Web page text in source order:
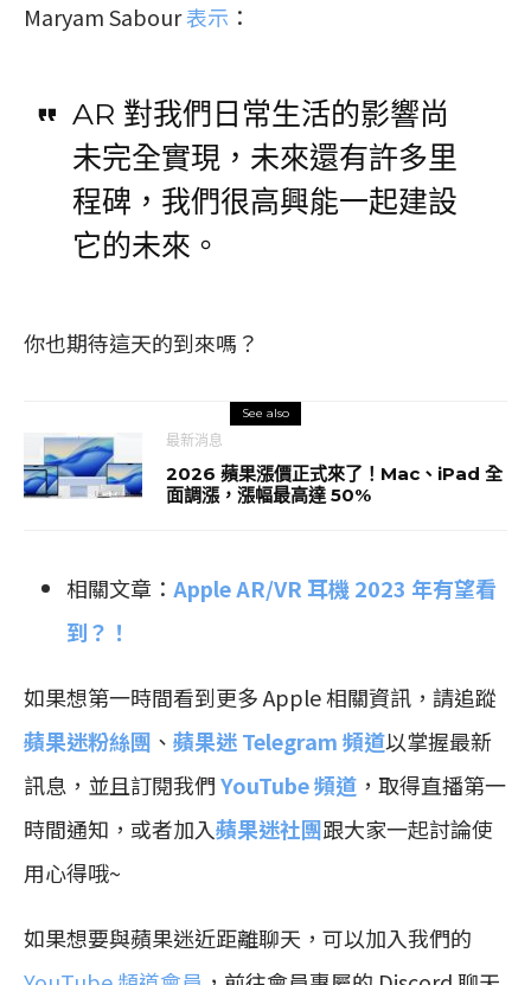
Maryam Sabour表示 ：
AR 對我們日常生活的影響尚
未完全實現，未來還有許多里
程碑，我們很高興能一起建設
它的未來。
你也期待這天的到來嗎？
See also
最新消息
2026 蘋果漲價正式來了！Mac、iPad 全
面調漲，漲幅最高達 50%
相關文章： Apple AR/VR 耳機 2023 年有望看
到？！
如果想第一時間看到更多 Apple 相關資訊，請追蹤
蘋果迷粉絲團 、 蘋果迷 Telegram 頻道以掌握最新
訊息，並且訂閱我們YouTube 頻道 ，取得直播第一
時間通知，或者加入蘋果迷社團跟大家一起討論使
用心得哦~
如果想要與蘋果迷近距離聊天，可以加入我們的